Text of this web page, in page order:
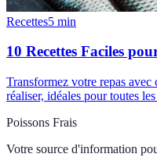
Recettes5 min
10 Recettes Faciles
Transformez votre repas avec
réaliser, idéales pour toutes
Poissons Frais
Votre source d'information